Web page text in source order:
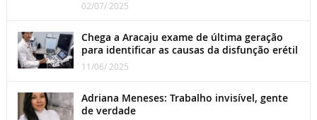
02/07/ 2025
Chega a Aracaju exame de última geração
para identificar as causas da disfunção erétil
11/06/ 2025
Adriana Meneses: Trabalho invisível, gente
de verdade